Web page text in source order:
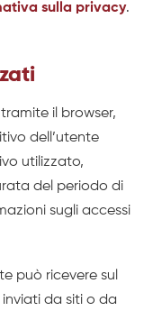
sulla privacy.
il browser,
dell’utente
utilizzato,
del periodo di
sugli accessi
può ricevere sul
da siti o da